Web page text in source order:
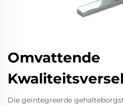
Omvattende
Die geïntegreerde